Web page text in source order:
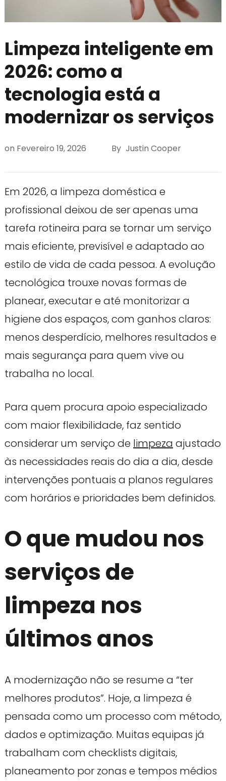
Limpeza inteligente em
2026: como a
tecnologia está a
modernizar os serviços
on Fevereiro 19, 2026 By Justin Cooper
Em 2026, a limpeza doméstica e
profissional deixou de ser apenas uma
tarefa rotineira para se tornar um serviço
mais eficiente, previsível e adaptado ao
estilo de vida de cada pessoa. A evolução
tecnológica trouxe novas formas de
planear, executar e até monitorizar a
higiene dos espaços, com ganhos claros:
menos desperdício, melhores resultados e
mais segurança para quem vive ou
trabalha no local.
Para quem procura apoio especializado
com maior flexibilidade, faz sentido
considerar um serviço de limpeza ajustado
às necessidades reais do dia a dia, desde
intervenções pontuais a planos regulares
com horários e prioridades bem definidos.
O que mudou nos
serviços de
limpeza nos
últimos anos
A modernização não se resume a “ter
melhores produtos”. Hoje, a limpeza é
pensada como um processo com método,
dados e optimização. Muitas equipas já
trabalham com checklists digitais,
planeamento por zonas e tempos médios